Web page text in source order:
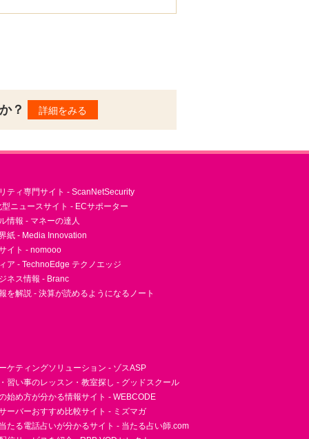
？ 詳細をみる
ティ専門サイト - ScanNetSecurity
型ニュースサイト - ECサポーター
情報 - マネーの達人
紙 - Media Innovation
イト - nomooo
ア - TechnoEdge テクノエッジ
ネス情報 - Branc
を解説 - 決算が読めるようになるノート
ケティングソリューション - ゾスASP
習い事のレッスン・教室探し - グッドスクール
始め方が分かる情報サイト - WEBCODE
ーバーおすすめ比較サイト - ミズマガ
たる電話占いが分かるサイト - 当たる占い師.com